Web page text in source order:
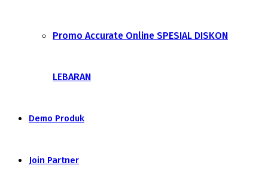
Promo Accurate Online SPESIAL DISKON
LEBARAN
Demo Produk
Join Partner